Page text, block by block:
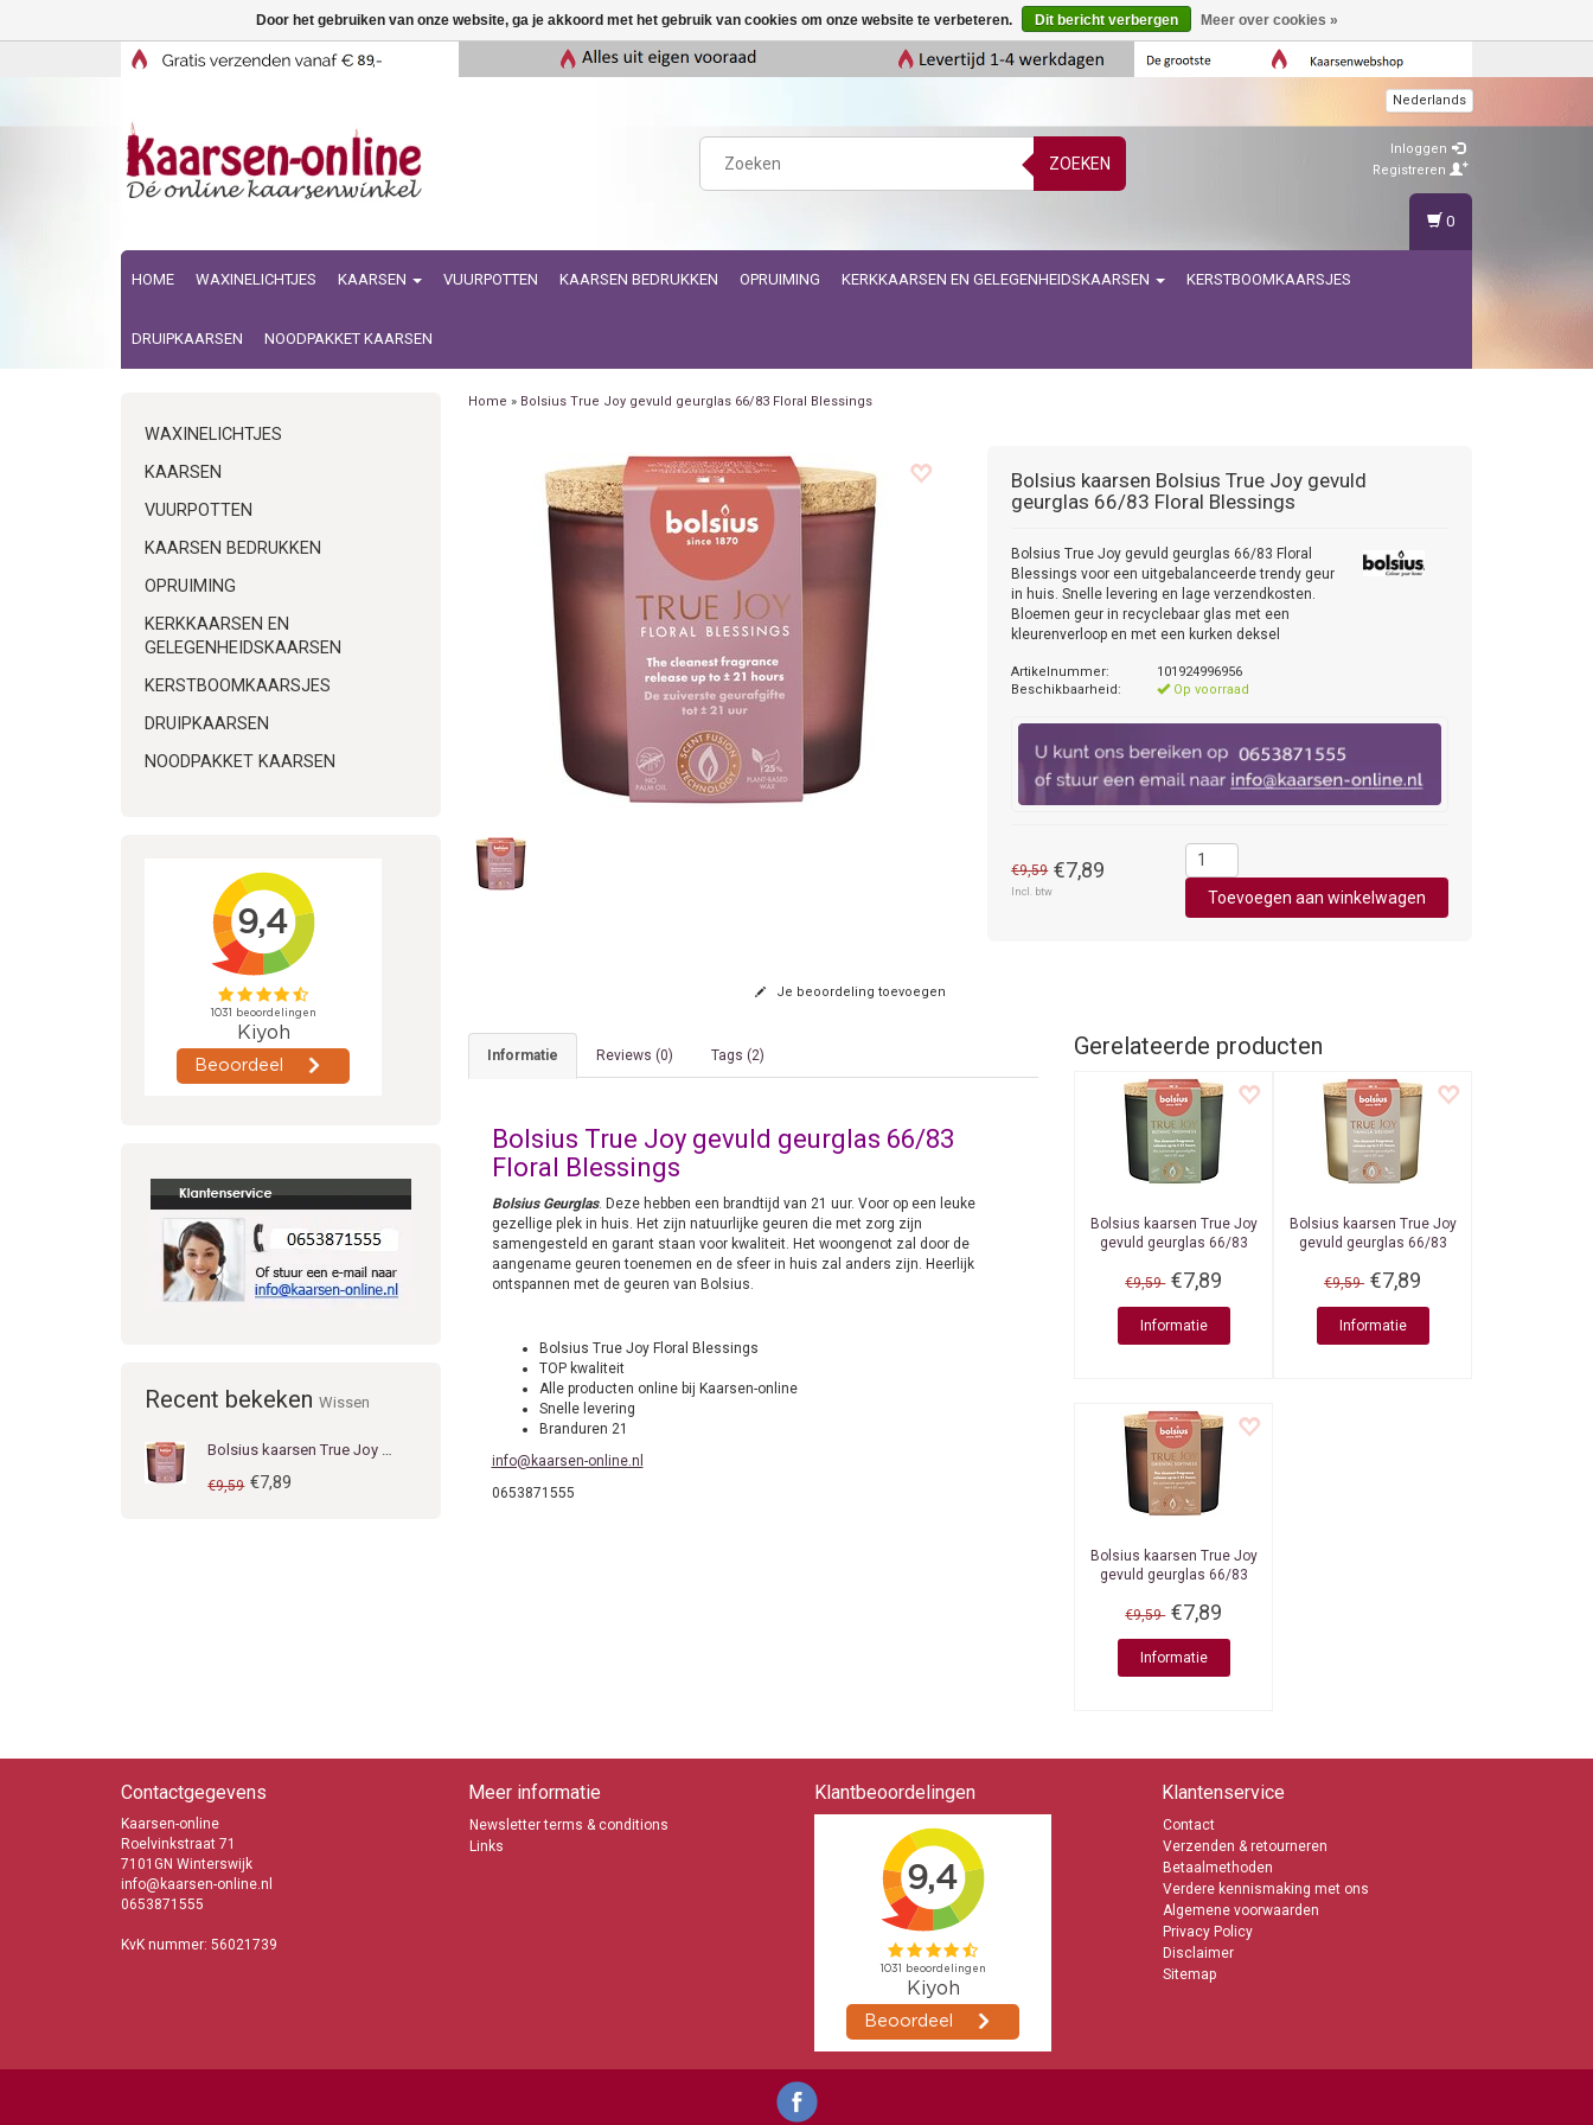
ZOEKEN
Nederlands
Inloggen
Registreren
HOME WAXINELICHTJES KAARSEN VUURPOTTEN KAARSEN BEDRUKKEN OPRUIMING KERKKAARSEN EN GELEGENHEIDSKAARSEN KERSTBOOMKAARSJES
DRUIPKAARSEN NOODPAKKET KAARSEN
0
WAXINELICHTJES
KAARSEN
VUURPOTTEN
KAARSEN BEDRUKKEN
OPRUIMING
KERKKAARSEN EN
GELEGENHEIDSKAARSEN
KERSTBOOMKAARSJES
DRUIPKAARSEN
NOODPAKKET KAARSEN
Recent bekeken Wissen
Bolsius kaarsen True Joy gevuld geurglas 66/83 Floral Blessings
€9,59 €7,89
Home » Bolsius True Joy gevuld geurglas 66/83 Floral Blessings
Bolsius kaarsen Bolsius True Joy gevuld
geurglas 66/83 Floral Blessings
Bolsius True Joy gevuld geurglas 66/83 Floral
Blessings voor een uitgebalanceerde trendy geur
in huis. Snelle levering en lage verzendkosten.
Bloemen geur in recyclebaar glas met een
kleurenverloop en met een kurken deksel
Artikelnummer:
101924996956
Beschikbaarheid:
Op voorraad
€9,59 €7,89
Incl. btw
Je beoordeling toevoegen
Informatie Reviews (0) Tags (2)
Bolsius True Joy gevuld geurglas 66/83
Floral Blessings
Bolsius Geurglas. Deze hebben een brandtijd van 21 uur. Voor op een leuke
gezellige plek in huis. Het zijn natuurlijke geuren die met zorg zijn
samengesteld en garant staan voor kwaliteit. Het woongenot zal door de
aangename geuren toenemen en de sfeer in huis zal anders zijn. Heerlijk
ontspannen met de geuren van Bolsius.
Bolsius True Joy Floral Blessings
TOP kwaliteit
Alle producten online bij Kaarsen-online
Snelle levering
Branduren 21
info@kaarsen-online.nl
0653871555
Gerelateerde producten
Bolsius kaarsen True Joy
gevuld geurglas 66/83
€9,59 €7,89
Informatie
Bolsius kaarsen True Joy
gevuld geurglas 66/83
€9,59 €7,89
Informatie
Bolsius kaarsen True Joy
gevuld geurglas 66/83
€9,59 €7,89
Informatie
Contactgegevens
Kaarsen-online
Roelvinkstraat 71
7101GN Winterswijk
info@kaarsen-online.nl
0653871555
KvK nummer: 56021739
Meer informatie
Newsletter terms & conditions
Links
Klantbeoordelingen Klantenservice
Contact
Verzenden & retourneren
Betaalmethoden
Verdere kennismaking met ons
Algemene voorwaarden
Privacy Policy
Disclaimer
Sitemap
Door het gebruiken van onze website, ga je akkoord met het gebruik van cookies om onze website te verbeteren. Dit bericht verbergen Meer over cookies »